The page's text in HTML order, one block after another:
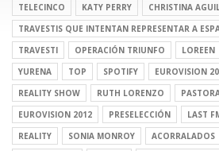
TELECINCO
KATY PERRY CHRISTINA
TRAVESTIS QUE INTENTAN REPRESENTAR A
TRAVESTI
OPERACIÓN TRIUNFO LOREEN
YURENA
TOP SPOTIFY EUROVISION
REALITY SHOW
RUTH LORENZO
EUROVISION 2012
PRESELECCIÓN LAST
REALITY
SONIA MONROY ACORRALADOS